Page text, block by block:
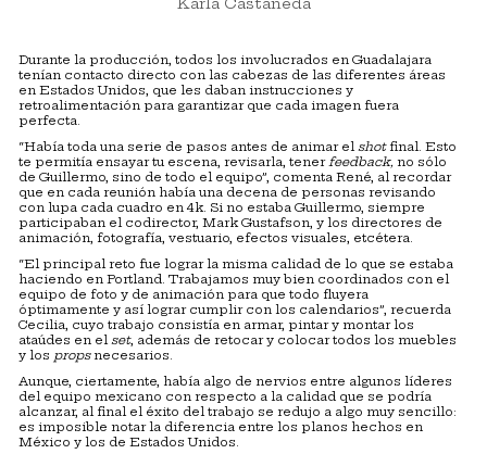
Durante la producción, todos los involucrados en Guadalajara
tenían contacto directo con las cabezas de las diferentes áreas
en Estados Unidos, que les daban instrucciones y
retroalimentación para garantizar que cada imagen fuera
perfecta.
“Había toda una serie de pasos antes de animar el shotfinal. Esto
te permitía ensayar tu escena, revisarla, tener feedback, no sólo
de Guillermo, sino de todo el equipo”, comenta René, al recordar
que en cada reunión había una decena de personas revisando
con lupa cada cuadro en 4k. Si no estaba Guillermo, siempre
participaban el codirector, Mark Gustafson, y los directores de
animación, fotografía, vestuario, efectos visuales, etcétera.
“El principal reto fue lograr la misma calidad de lo que se estaba
haciendo en Portland. Trabajamos muy bien coordinados con el
equipo de foto y de animación para que todo fluyera
óptimamente y así lograr cumplir con los calendarios”, recuerda
Cecilia, cuyo trabajo consistía en armar, pintar y montar los
ataúdes en el set, además de retocar y colocar todos los muebles
y los propsnecesarios.
Aunque, ciertamente, había algo de nervios entre algunos líderes
del equipo mexicano con respecto a la calidad que se podría
alcanzar, al final el éxito del trabajo se redujo a algo muy sencillo:
es imposible notar la diferencia entre los planos hechos en
México y los de Estados Unidos.